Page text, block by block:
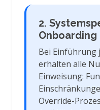
2.
Onboarding
Bei Einführung
erhalten alle
Einweisung:
Override-